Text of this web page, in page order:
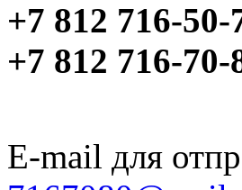
+7 812 716-50-
+7 812 716-70-
E-mail для